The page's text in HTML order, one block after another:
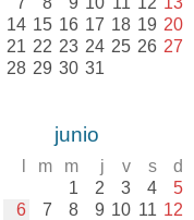
14 15 16 17 18 19 20
21 22 23 24 25 26 27
28 29 30 31
junio
m m j v s d
1 2 3 4 5
6 7 8 9 10 11 12